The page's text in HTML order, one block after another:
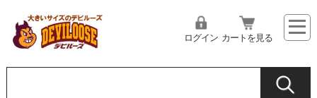
ログイン カートを見る